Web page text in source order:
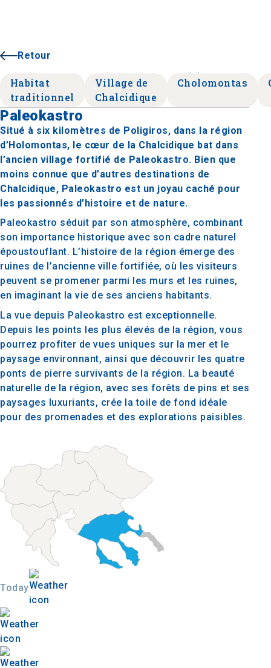
Retour
Habitat
traditionnel
Village de
Chalcidique
Cholomontas
Paleokastro
Situé à six kilomètres de Poligiros, dans la région
d’Holomontas, le cœur de la Chalcidique bat dans
l’ancien village fortifié de Paleokastro. Bien que
moins connue que d’autres destinations de
Chalcidique, Paleokastro est un joyau caché pour
les passionnés d’histoire et de nature.
Paleokastro séduit par son atmosphère, combinant
son importance historique avec son cadre naturel
époustouflant. L’histoire de la région émerge des
ruines de l’ancienne ville fortifiée, où les visiteurs
peuvent se promener parmi les murs et les ruines,
en imaginant la vie de ses anciens habitants.
La vue depuis Paleokastro est exceptionnelle.
Depuis les points les plus élevés de la région, vous
pourrez profiter de vues uniques sur la mer et le
paysage environnant, ainsi que découvrir les quatre
ponts de pierre survivants de la région. La beauté
naturelle de la région, avec ses forêts de pins et ses
paysages luxuriants, crée la toile de fond idéale
pour des promenades et des explorations paisibles.
Today